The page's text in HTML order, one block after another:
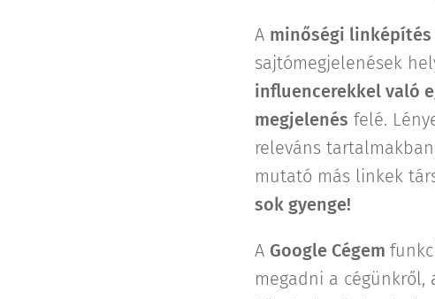
A minőségi linképítés
sajtómegjelenések
influencerekkel való
megjelenés felé.
releváns
mutató más linkek
sok gyenge!
A Google Cégem
megadni a cégünkről,